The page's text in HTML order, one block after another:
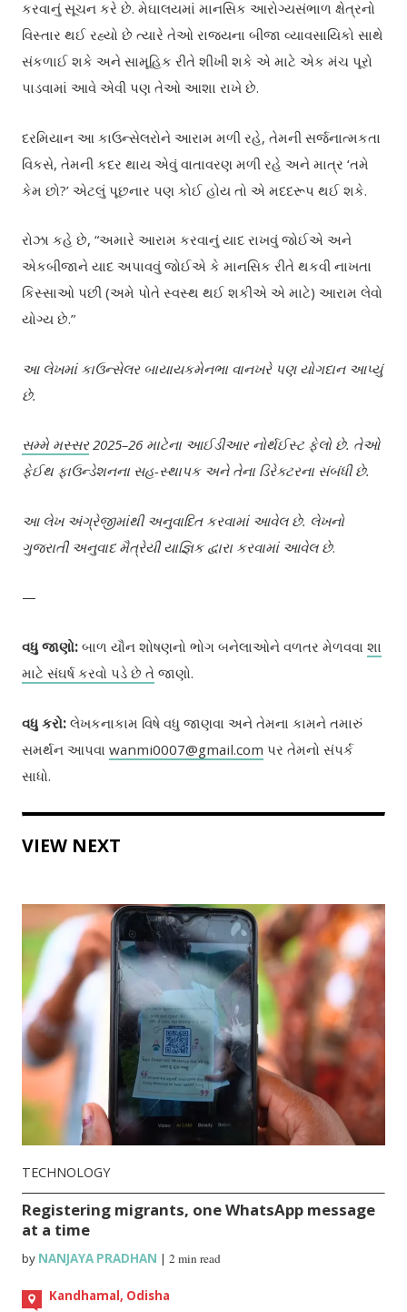
કરવાનું સૂચન કરે છે. મેઘાલયમાં માનસિક આરોગ્યસંભાળ ક્ષેત્રનો
વિસ્તાર થઈ રહ્યો છે ત્યારે તેઓ રાજ્યના બીજા વ્યાવસાયિકો સાથે
સંકળાઈ શકે અને સામૂહિક રીતે શીખી શકે એ માટે એક મંચ પૂરો
પાડવામાં આવે એવી પણ તેઓ આશા રાખે છે.
દરમિયાન આ કાઉન્સેલરોને આરામ મળી રહે, તેમની સર્જનાત્મકતા
વિકસે, તેમની કદર થાય એવું વાતાવરણ મળી રહે અને માત્ર ‘તમે
કેમ છો?’ એટલું પૂછનાર પણ કોઈ હોય તો એ મદદરૂપ થઈ શકે.
રોઝા કહે છે, “અમારે આરામ કરવાનું યાદ રાખવું જોઈએ અને
એકબીજાને યાદ અપાવવું જોઈએ કે માનસિક રીતે થકવી નાખતા
કિસ્સાઓ પછી (અમે પોતે સ્વસ્થ થઈ શકીએ એ માટે) આરામ લેવો
યોગ્ય છે.”
આ લેખમાં કાઉન્સેલર બાયાયકમેનભા વાનખરે પણ યોગદાન આપ્યું
છે.
સમ્મે મસ્સર2025–26 માટેના આઈડીઆર નોર્થઈસ્ટ ફેલો છે. તેઓ
ફેઈથ ફાઉન્ડેશનના સહ-સ્થાપક અને તેના ડિરેક્ટરના સંબંધી છે.
આ લેખ અંગ્રેજીમાંથી અનુવાદિત કરવામાં આવેલ છે. લેખનો
ગુજરાતી અનુવાદ મૈત્રેયી યાજ્ઞિક દ્વારા કરવામાં આવેલ છે.
—
વધુ જાણો:બાળ યૌન શોષણનો ભોગ બનેલાઓને વળતર મેળવવાશા
માટે સંઘર્ષ કરવો પડે છે તે જાણો.
વધુ કરો:લેખકનાકામ વિષે વધુ જાણવા અને તેમના કામને તમારું
સમર્થન આપવાwanmi0007@gmail.com પર તેમનો સંપર્ક
સાધો.
VIEW NEXT
TECHNOLOGY
Registering migrants, one WhatsApp message
at a time
by NANJAYA PRADHAN |2 min read
Kandhamal, Odisha